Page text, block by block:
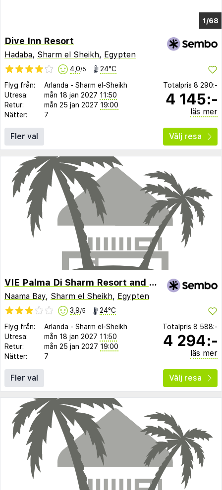
1/64
Dive Inn Resort
Hadaba, Sharm el Sheikh, Egypten
4,0/5 24°C
Flyg från: Arlanda - Sharm el-Sheikh
Utresa:
mån 18 jan 2027 11:50
Retur:
mån 25 jan 2027 19:00
Nätter:
7
Totalpris 8 290:-
4 145:-
läs mer
Fler val Välj resa
VIE Palma Di Sharm Resort and Aqua park
Naama Bay, Sharm el Sheikh, Egypten
3,9/5 24°C
Flyg från: Arlanda - Sharm el-Sheikh
Utresa:
mån 18 jan 2027 11:50
Retur:
mån 25 jan 2027 19:00
Nätter:
7
Totalpris 8 588:-
4 294:-
läs mer
Fler val Välj resa